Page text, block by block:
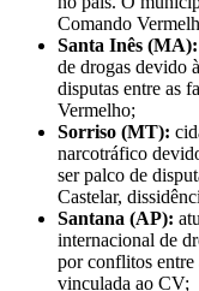
Comando
Santa Inês (MA):
de drogas devido
disputas entre as
Vermelho;
Sorriso (MT):
narcotráfico
ser palco de
Castelar,
Santana (AP):
internacional de
por conflitos
vinculada ao CV;